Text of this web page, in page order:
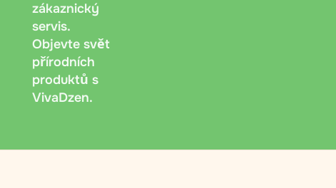
zákaznický
servis.
Objevte svět
přírodních
produktů s
VivaDzen.